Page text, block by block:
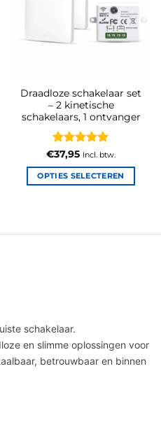
Draadloze schakelaar set
– 2 kinetische
schakelaars, 1 ontvanger
Gewaardeerd
5uit 5
€37,95 Incl. btw.
OPTIES SELECTEREN
meerdere
op
productpagina
schakelaar.
en slimme oplossingen voor
betrouwbaar en binnen